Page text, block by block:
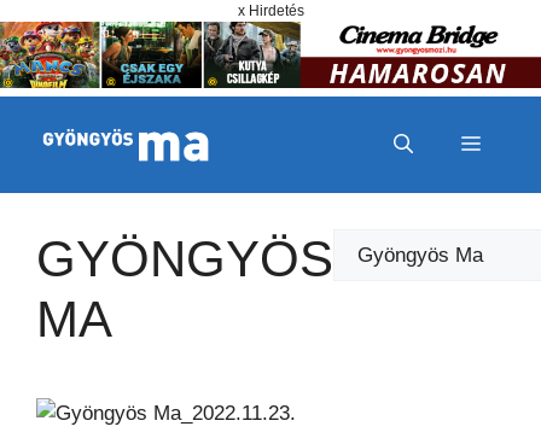
x Hirdetés
MENÜ
GYÖNGYÖS
MA
Kategóriák